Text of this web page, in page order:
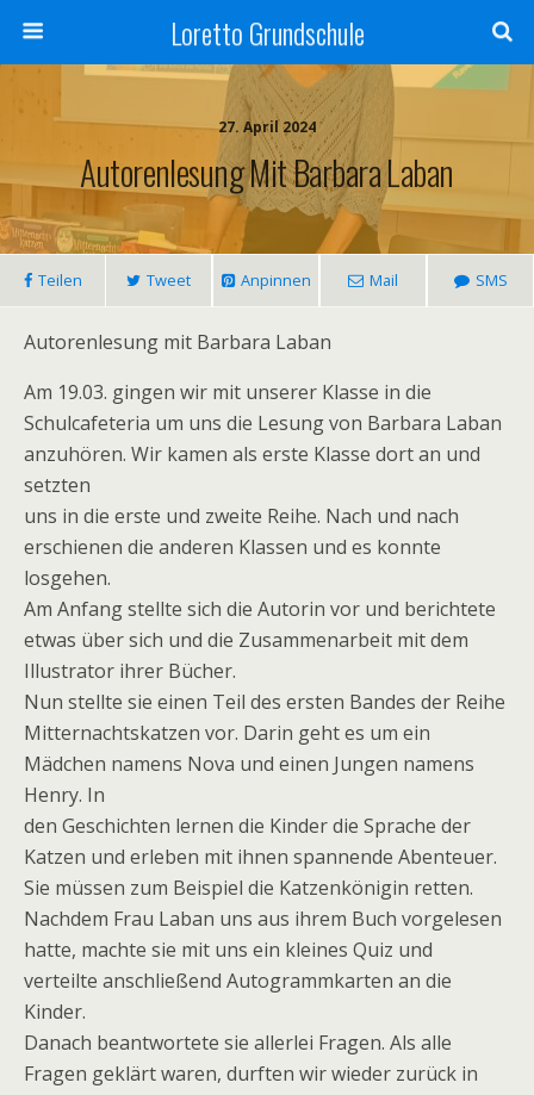
Loretto Grundschule
27. April 2024
Autorenlesung Mit Barbara Laban
Teilen Tweet Anpinnen Mail SMS
Autorenlesung mit Barbara Laban
Am 19.03. gingen wir mit unserer Klasse in die
Schulcafeteria um uns die Lesung von Barbara Laban
anzuhören. Wir kamen als erste Klasse dort an und
setzten
uns in die erste und zweite Reihe. Nach und nach
erschienen die anderen Klassen und es konnte
losgehen.
Am Anfang stellte sich die Autorin vor und berichtete
etwas über sich und die Zusammenarbeit mit dem
Illustrator ihrer Bücher.
Nun stellte sie einen Teil des ersten Bandes der Reihe
Mitternachtskatzen vor. Darin geht es um ein
Mädchen namens Nova und einen Jungen namens
Henry. In
den Geschichten lernen die Kinder die Sprache der
Katzen und erleben mit ihnen spannende Abenteuer.
Sie müssen zum Beispiel die Katzenkönigin retten.
Nachdem Frau Laban uns aus ihrem Buch vorgelesen
hatte, machte sie mit uns ein kleines Quiz und
verteilte anschließend Autogrammkarten an die
Kinder.
Danach beantwortete sie allerlei Fragen. Als alle
Fragen geklärt waren, durften wir wieder zurück in